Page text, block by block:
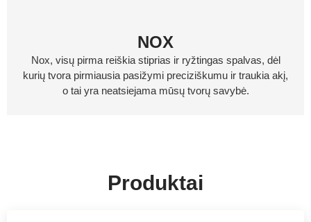
NOX
Nox, visų pirma reiškia stiprias ir ryžtingas spalvas, dėl
kurių tvora pirmiausia pasižymi preciziškumu ir traukia akį,
o tai yra neatsiejama mūsų tvorų savybė.
Produktai